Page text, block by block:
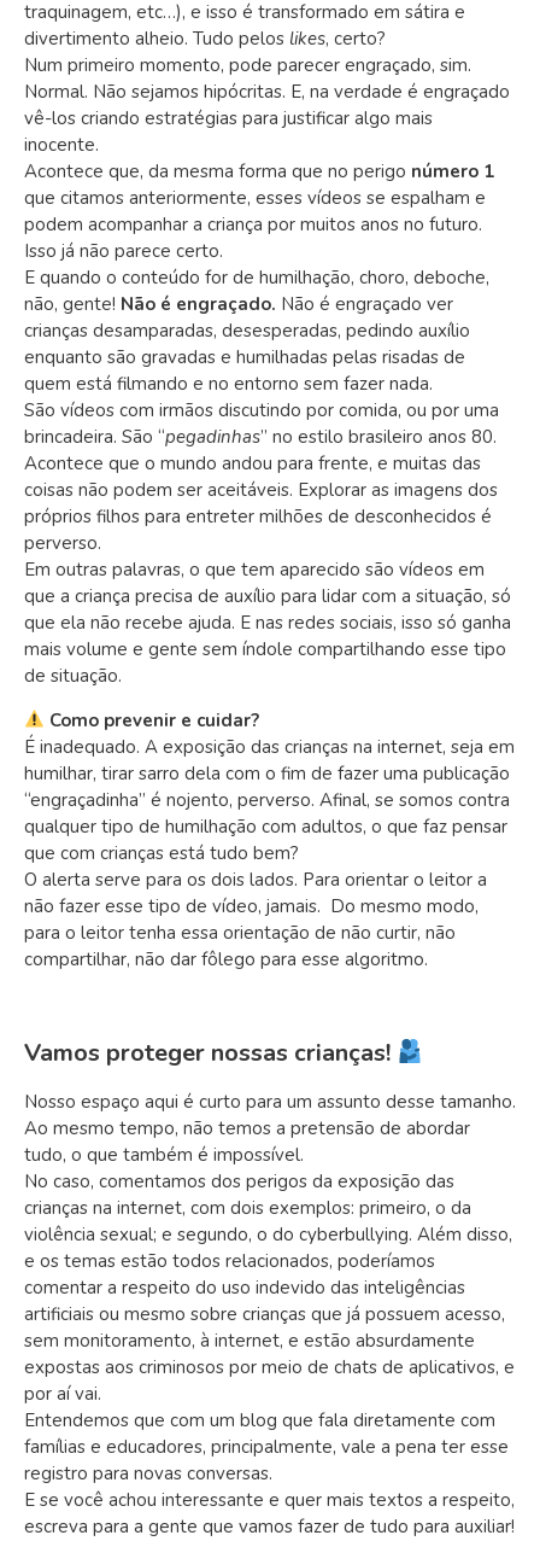
traquinagem, etc…), e isso é transformado em sátira e
divertimento alheio. Tudo pelos likes, certo?
Num primeiro momento, pode parecer engraçado, sim.
Normal. Não sejamos hipócritas. E, na verdade é engraçado
vê-los criando estratégias para justificar algo mais
inocente.
Acontece que, da mesma forma que no perigo número 1
que citamos anteriormente, esses vídeos se espalham e
podem acompanhar a criança por muitos anos no futuro.
Isso já não parece certo.
E quando o conteúdo for de humilhação, choro, deboche,
não, gente! Não é engraçado. Não é engraçado ver
crianças desamparadas, desesperadas, pedindo auxílio
enquanto são gravadas e humilhadas pelas risadas de
quem está filmando e no entorno sem fazer nada.
São vídeos com irmãos discutindo por comida, ou por uma
brincadeira. São “pegadinhas” no estilo brasileiro anos 80.
Acontece que o mundo andou para frente, e muitas das
coisas não podem ser aceitáveis. Explorar as imagens dos
próprios filhos para entreter milhões de desconhecidos é
perverso.
Em outras palavras, o que tem aparecido são vídeos em
que a criança precisa de auxílio para lidar com a situação, só
que ela não recebe ajuda. E nas redes sociais, isso só ganha
mais volume e gente sem índole compartilhando esse tipo
de situação.
Como prevenir e cuidar?
É inadequado. A exposição das crianças na internet, seja em
humilhar, tirar sarro dela com o fim de fazer uma publicação
“engraçadinha” é nojento, perverso. Afinal, se somos contra
qualquer tipo de humilhação com adultos, o que faz pensar
que com crianças está tudo bem?
O alerta serve para os dois lados. Para orientar o leitor a
não fazer esse tipo de vídeo, jamais. Do mesmo modo,
para o leitor tenha essa orientação de não curtir, não
compartilhar, não dar fôlego para esse algoritmo.
Vamos proteger nossas crianças!
Nosso espaço aqui é curto para um assunto desse tamanho.
Ao mesmo tempo, não temos a pretensão de abordar
tudo, o que também é impossível.
No caso, comentamos dos perigos da exposição das
crianças na internet, com dois exemplos: primeiro, o da
violência sexual; e segundo, o do cyberbullying. Além disso,
e os temas estão todos relacionados, poderíamos
comentar a respeito do uso indevido das inteligências
artificiais ou mesmo sobre crianças que já possuem acesso,
sem monitoramento, à internet, e estão absurdamente
expostas aos criminosos por meio de chats de aplicativos, e
por aí vai.
Entendemos que com um blog que fala diretamente com
famílias e educadores, principalmente, vale a pena ter esse
registro para novas conversas.
E se você achou interessante e quer mais textos a respeito,
escreva para a gente que vamos fazer de tudo para auxiliar!